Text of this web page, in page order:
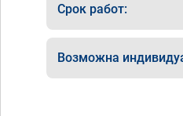
Срок работ:
Возможна